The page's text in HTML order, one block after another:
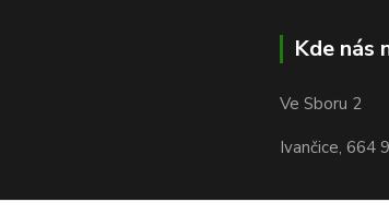
Kde nás
Ve Sboru 2
Ivančice, 664